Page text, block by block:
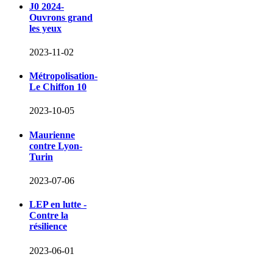
J0 2024-
Ouvrons grand
les yeux
2023-11-02
Métropolisation-
Le Chiffon 10
2023-10-05
Maurienne
contre Lyon-
Turin
2023-07-06
LEP en lutte -
Contre la
résilience
2023-06-01